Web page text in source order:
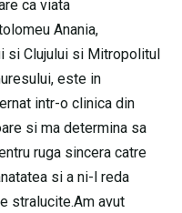
ca viata
Anania,
si Clujului si Mitropolitul
este in
intr-o clinica din
si ma determina sa
ruga sincera catre
si a ni-l reda
stralucite.Am avut